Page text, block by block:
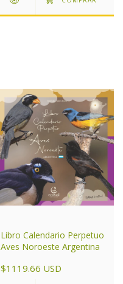
Libro Calendario Perpetuo
Aves Noroeste Argentina
$1119.66 USD